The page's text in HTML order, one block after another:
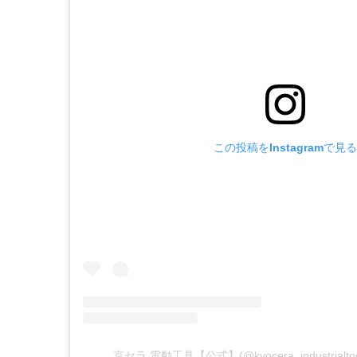
この投稿をInstagramで見る